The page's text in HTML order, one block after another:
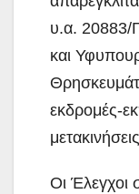
υ.α. 20883/
και
εκδρομές-
Οι Έλεγχοι